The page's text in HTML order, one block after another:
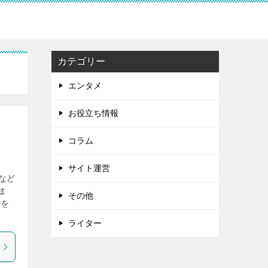
ど
カテゴリー
エンタメ
お役立ち情報
コラム
サイト運営
その他
ライター